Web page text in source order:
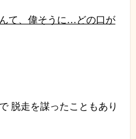
て、偉そうに…どの口が
脱走を謀ったこともあり